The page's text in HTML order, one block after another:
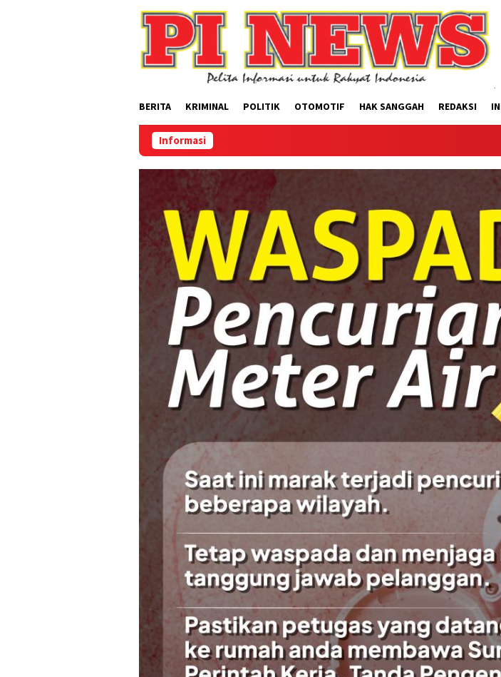
BERITA KRIMINAL POLITIK OTOMOTIF HAK SANGGAH REDAKSI
Informasi Selamat